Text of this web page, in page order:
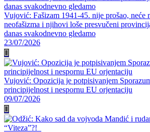
Vujović: Fašizam 1941-45. nije prošao, neće
neofašizma i njihovi loše presvučeni
danas svakodnevno gledamo
23/07/2026
Vujović: Opozicija je potpisivanjem
principijelnost i nespornu EU orjentaciju
09/07/2026